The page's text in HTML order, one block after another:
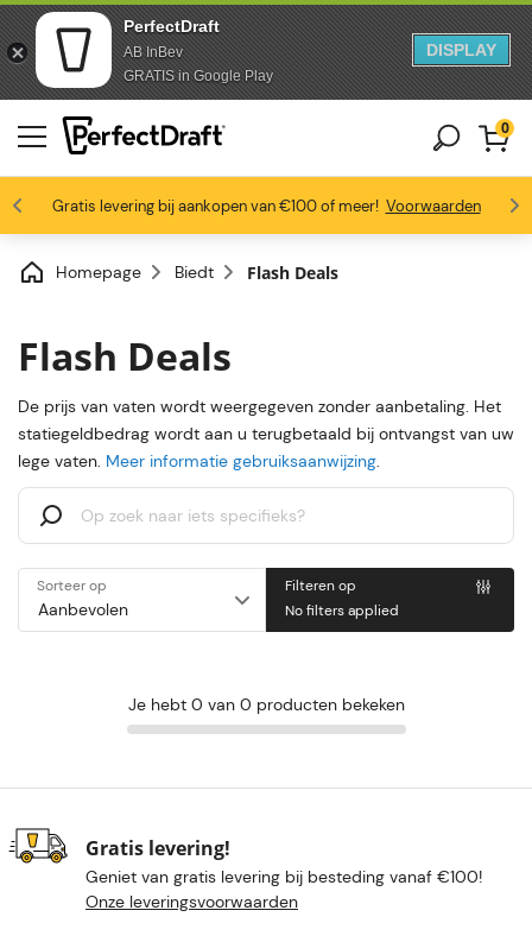
PerfectDraft
AB InBev
GRATIS in Google Play
DISPLAY
Doorgaan naar artikel
Ga naar voettekst
Gratis levering bij aankopen van €100 of meer! Voorwaarden
Profiteer van -10% vanaf 3 vaten
Bierliefhebbers zijn dol op ons 4.6/5
0
Homepage Biedt Flash Deals
Flash Deals
De prijs van vaten wordt weergegeven zonder aanbetaling. Het
statiegeldbedrag wordt aan u terugbetaald bij ontvangst van uw
lege vaten. Meer informatie gebruiksaanwijzing.
Sorteer op
Filteren op
No filters applied
Je hebt 0 van 0 producten bekeken
Gratis levering!
Geniet van gratis levering bij besteding vanaf €100!
Onze leveringsvoorwaarden